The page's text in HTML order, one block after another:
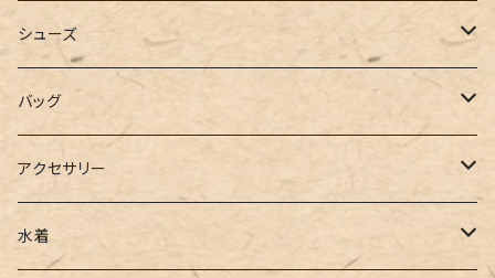
カーディガン
ポロシャツ
ベスト
チュニック
ジャージ
スラックス
ワイドパンツ
カーゴパンツ
ニットワンピース
キャミワンピース
サロペット
オールインワン
シューズ
ブーツ
パンプス
サンダル
バッグ
トートバッグ
ショルダー
アクセサリー
その他
水着